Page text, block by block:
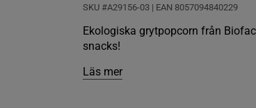
SKU #A29156-03 | EAN 8057094840229
Ekologiska grytpopcorn från
snacks!
Läs mer